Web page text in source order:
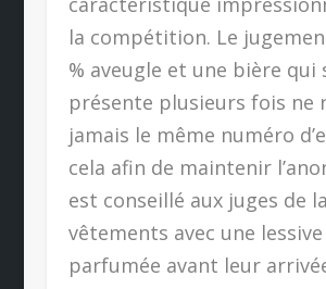
la compétition. Le
% aveugle et une bière qui
présente plusieurs fois ne
jamais le même numéro
cela afin de maintenir
est conseillé aux juges de
vêtements avec une
parfumée avant leur